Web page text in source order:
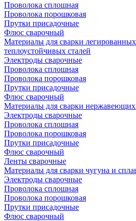
Проволока сплошная
Проволока порошковая
Прутки присадочные
Флюс сварочный
Материалы для сварки
теплоустойчивых сталей
Электроды сварочные
Проволока сплошная
Проволока порошковая
Прутки присадочные
Флюс сварочный
Материалы для сварки нержавеющих
Электроды сварочные
Проволока сплошная
Проволока порошковая
Прутки присадочные
Флюс сварочный
Ленты сварочные
Материалы для сварки чугуна и
Электроды сварочные
Проволока сплошная
Проволока порошковая
Прутки присадочные
Флюс сварочный